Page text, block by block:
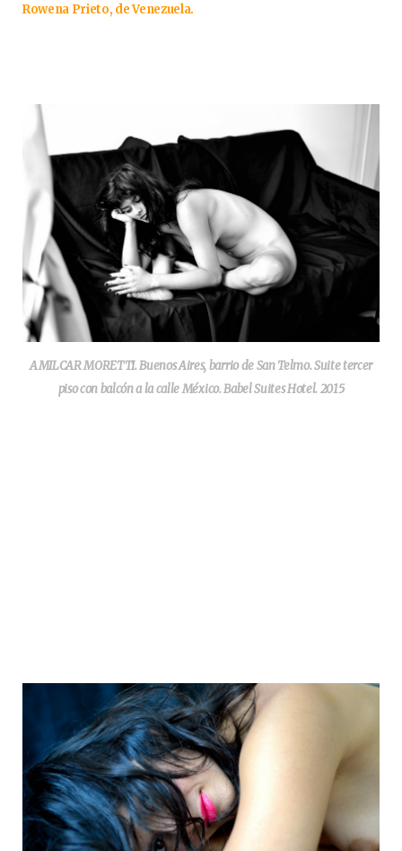
Rowena Prieto, de Venezuela.
AMILCAR MORETTI. Buenos Aires, barrio de San Telmo. Suite tercer
piso con balcón a la calle México. Babel Suites Hotel. 2015